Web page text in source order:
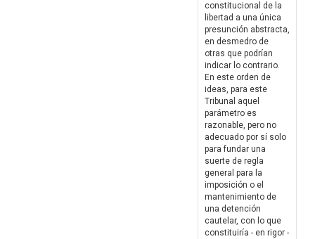
constitucional de la
libertad a una única
presunción abstracta,
en desmedro de
otras que podrían
indicar lo contrario.
En este orden de
ideas, para este
Tribunal aquel
parámetro es
razonable, pero no
adecuado por sí solo
para fundar una
suerte de regla
general para la
imposición o el
mantenimiento de
una detención
cautelar, con lo que
constituiría - en rigor -